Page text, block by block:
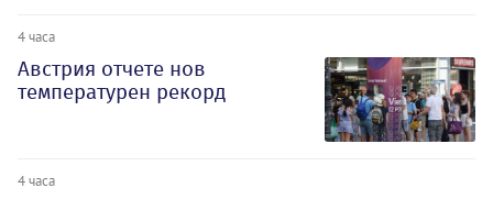
4 часа
Австрия отчете нов
температурен рекорд
4 часа